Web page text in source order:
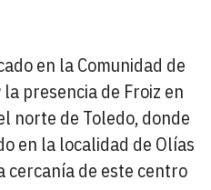
en la Comunidad de
la presencia de Froiz en
norte de Toledo, donde
en la localidad de Olías
cercanía de este centro